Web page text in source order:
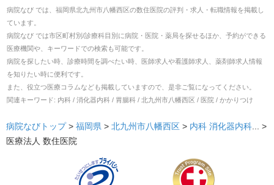
病院なび では、 福岡県北九州市八幡西区の数住医院の評判・求人・転職情報を掲載し
ています。
病院なび では市区町村別/診療科目別に病院・医院・薬局を探せるほか、予約ができる
医療機関や、キーワードでの検索も可能です。
病院を探したい時、診療時間を調べたい時、医師求人や看護師求人、薬剤師求人情報
を知りたい時に便利です。
また、役立つ医療コラムなども掲載していますので、是非ご覧になってください。
関連キーワード: 内科 / 消化器内科 / 胃腸科 / 北九州市八幡西区 / 医院 / かかりつけ
病院なびトップ> 福岡県 > 北九州市八幡西区 > 内科 消化器内科 ... >
医療法人 数住医院